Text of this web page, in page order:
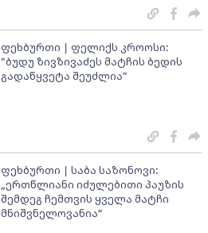
ფეხბურთი | ფელიქს კროოსი:
"ბუდუ ზივზივაძეს მატჩის ბედის
გადაწყვეტა შეუძლია"
ფეხბურთი | საბა საზონოვი:
„ერთწლიანი იძულებითი პაუზის
შემდეგ ჩემთვის ყველა მატჩი
მნიშვნელოვანია“